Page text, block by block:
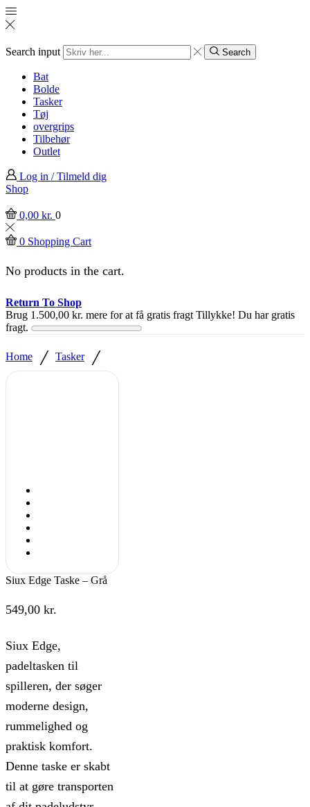
Search input Search
Bat
Bolde
Tasker
Tøj
overgrips
Tilbehør
Outlet
Log in / Tilmeld dig
Shop
0,00 kr. 0
0 Shopping Cart
No products in the cart.
Return To Shop
Brug 1.500,00 kr. mere for at få gratis fragt Tillykke! Du har gratis
fragt.
Home / Tasker /
Siux Edge Taske – Grå
549,00 kr.
Siux Edge,
padeltasken til
spilleren, der søger
moderne design,
rummelighed og
praktisk komfort.
Denne taske er skabt
til at gøre transporten